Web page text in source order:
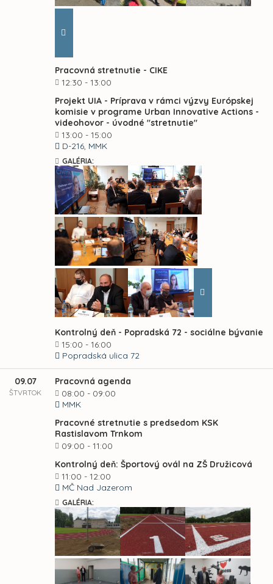
Pracovná stretnutie - CIKE
12:30 - 13:00
Projekt UIA - Príprava v rámci výzvy Európskej
komisie v programe Urban Innovative Actions -
videohovor - úvodné "stretnutie"
13:00 - 15:00
D-216, MMK
GALÉRIA:
Kontrolný deň - Popradská 72 - sociálne bývanie
15:00 - 16:00
Popradská ulica 72
09.07
ŠTVRTOK
Pracovná agenda
08:00 - 09:00
MMK
Pracovné stretnutie s predsedom KSK
Rastislavom Trnkom
09:00 - 11:00
Kontrolný deň: Športový ovál na ZŠ Družicová
11:00 - 12:00
MČ Nad Jazerom
GALÉRIA: